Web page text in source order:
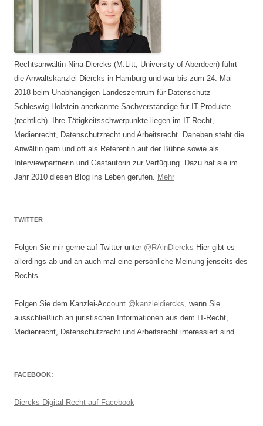
Rechtsanwältin Nina Diercks (M.Litt, University of Aberdeen) führt
die Anwaltskanzlei Diercks in Hamburg und war bis zum 24. Mai
2018 beim Unabhängigen Landeszentrum für Datenschutz
Schleswig-Holstein anerkannte Sachverständige für IT-Produkte
(rechtlich). Ihre Tätigkeitsschwerpunkte liegen im IT-Recht,
Medienrecht, Datenschutzrecht und Arbeitsrecht. Daneben steht die
Anwältin gern und oft als Referentin auf der Bühne sowie als
Interviewpartnerin und Gastautorin zur Verfügung. Dazu hat sie im
Jahr 2010 diesen Blog ins Leben gerufen. Mehr
TWITTER
Folgen Sie mir gerne auf Twitter unter @RAinDiercks Hier gibt es
allerdings ab und an auch mal eine persönliche Meinung jenseits des
Rechts.
Folgen Sie dem Kanzlei-Account @kanzleidiercks, wenn Sie
ausschließlich an juristischen Informationen aus dem IT-Recht,
Medienrecht, Datenschutzrecht und Arbeitsrecht interessiert sind.
FACEBOOK:
Diercks Digital Recht auf Facebook